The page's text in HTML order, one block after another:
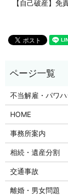
【自己破産】免
不当解雇・パワ
HOME
事務所案内
相続・遺産分割
交通事故
離婚・男女問題